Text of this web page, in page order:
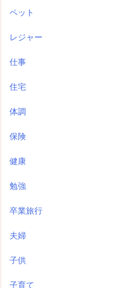
ペット
レジャー
仕事
住宅
体調
保険
健康
勉強
卒業旅行
夫婦
子供
子育て